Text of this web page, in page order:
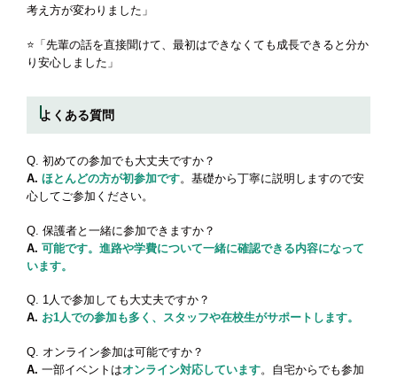
考え方が変わりました」
⭐️「先輩の話を直接聞けて、最初はできなくても成長できると分か
り安心しました」
よくある質問
Q. 初めての参加でも大丈夫ですか？
A. ほとんどの方が初参加です。基礎から丁寧に説明しますので安
心してご参加ください。
Q. 保護者と一緒に参加できますか？
A. 可能です。進路や学費について一緒に確認できる内容になって
います。
Q. 1人で参加しても大丈夫ですか？
A. お1人での参加も多く、スタッフや在校生がサポートします。
Q. オンライン参加は可能ですか？
A. 一部イベントはオンライン対応しています。自宅からでも参加